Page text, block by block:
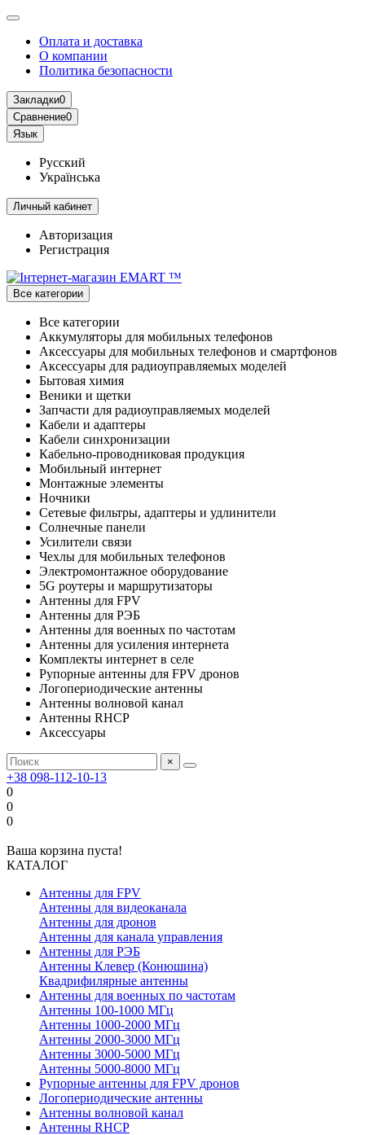
Оплата и доставка
О компании
Политика безопасности
Закладки0
Сравнение0
Язык
Русский
Українська
Личный кабинет
Авторизация
Регистрация
Все категории
Все категории
Аккумуляторы для мобильных телефонов
Аксессуары для мобильных телефонов и смартфонов
Аксессуары для радиоуправляемых моделей
Бытовая химия
Веники и щетки
Запчасти для радиоуправляемых моделей
Кабели и адаптеры
Кабели синхронизации
Кабельно-проводниковая продукция
Мобильный интернет
Монтажные элементы
Ночники
Сетевые фильтры, адаптеры и удлинители
Солнечные панели
Усилители связи
Чехлы для мобильных телефонов
Электромонтажное оборудование
5G роутеры и маршрутизаторы
Антенны для FPV
Антенны для РЭБ
Антенны для военных по частотам
Антенны для усиления интернета
Комплекты интернет в селе
Рупорные антенны для FPV дронов
Логопериодические антенны
Антенны волновой канал
Антенны RHCP
Аксессуары
×
+38 098-112-10-13
0
0
0
Ваша корзина пуста!
КАТАЛОГ
Антенны для FPV
Антенны для видеоканала
Антенны для дронов
Антенны для канала управления
Антенны для РЭБ
Антенны Клевер (Конюшина)
Квадрифилярные антенны
Антенны для военных по частотам
Антенны 100-1000 МГц
Антенны 1000-2000 МГц
Антенны 2000-3000 МГц
Антенны 3000-5000 МГц
Антенны 5000-8000 МГц
Рупорные антенны для FPV дронов
Логопериодические антенны
Антенны волновой канал
Антенны RHCP